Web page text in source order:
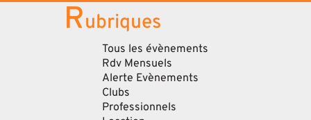
Rubriques
Tous les évènements
Rdv Mensuels
Alerte Evènements
Clubs
Professionnels